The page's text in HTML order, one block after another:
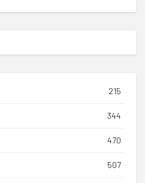
215
344
470
507